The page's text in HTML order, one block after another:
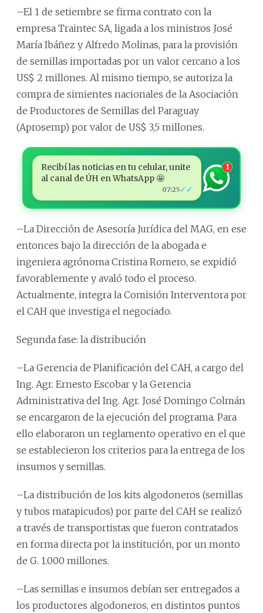
–El 1 de setiembre se firma contrato con la
empresa Traintec SA, ligada a los ministros José
María Ibáñez y Alfredo Molinas, para la provisión
de semillas importadas por un valor cercano a los
US$ 2 millones. Al mismo tiempo, se autoriza la
compra de simientes nacionales de la Asociación
de Productores de Semillas del Paraguay
(Aprosemp) por valor de US$ 3,5 millones.
Recibí las noticias en tu celular, unite
al canal de ÚH en WhatsApp 🤩
07:25✓✓
1
–La Dirección de Asesoría Jurídica del MAG, en ese
entonces bajo la dirección de la abogada e
ingeniera agrónoma Cristina Romero, se expidió
favorablemente y avaló todo el proceso.
Actualmente, integra la Comisión Interventora por
el CAH que investiga el negociado.
Segunda fase: la distribución
–La Gerencia de Planificación del CAH, a cargo del
Ing. Agr. Ernesto Escobar y la Gerencia
Administrativa del Ing. Agr. José Domingo Colmán
se encargaron de la ejecución del programa. Para
ello elaboraron un reglamento operativo en el que
se establecieron los criterios para la entrega de los
insumos y semillas.
–La distribución de los kits algodoneros (semillas
y tubos matapicudos) por parte del CAH se realizó
a través de transportistas que fueron contratados
en forma directa por la institución, por un monto
de G. 1.000 millones.
–Las semillas e insumos debían ser entregados a
los productores algodoneros, en distintos puntos